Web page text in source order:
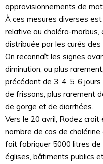
approvisionnements de
À ces mesures diverses
relative au choléra-
distribuée par les curés
On reconnaît les signes
diminution, ou plus
précédant de 3, 4, 5, 6
de frissons, plus rarement
de gorge et de diarrhées.
Vers le 20 avril, Rodez
nombre de cas de
fait fabriquer 5000 litres de
églises, bâtiments publics